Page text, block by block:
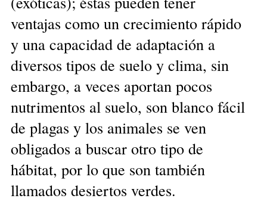
ventajas como un crecimiento rápido
y una capacidad de adaptación a
diversos tipos de suelo y clima, sin
embargo, a veces aportan pocos
nutrimentos al suelo, son blanco fácil
de plagas y los animales se ven
obligados a buscar otro tipo de
hábitat, por lo que son también
llamados desiertos verdes.